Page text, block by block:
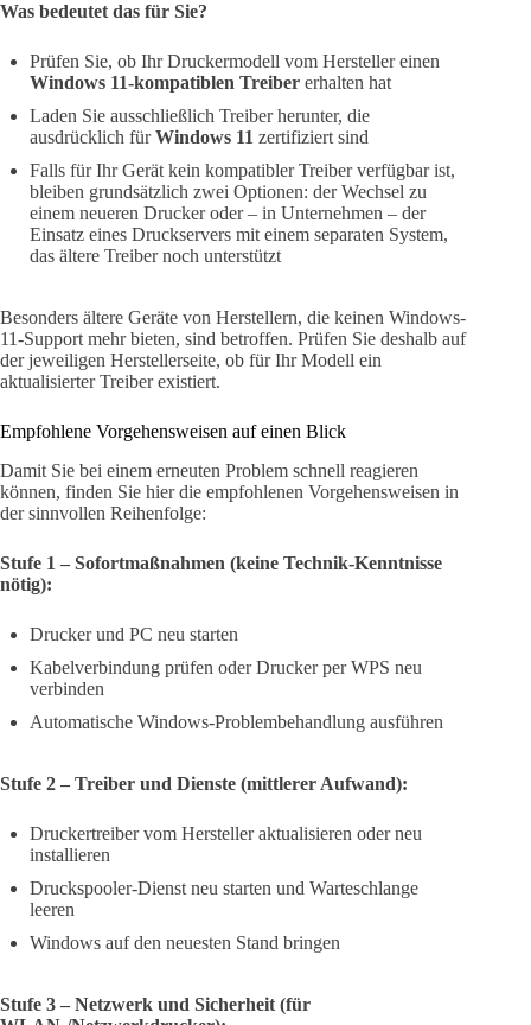
Was bedeutet das für Sie?
Prüfen Sie, ob Ihr Druckermodell vom Hersteller einen
Windows 11-kompatiblen Treiber erhalten hat
Laden Sie ausschließlich Treiber herunter, die
ausdrücklich fürWindows 11 zertifiziert sind
Falls für Ihr Gerät kein kompatibler Treiber verfügbar ist,
bleiben grundsätzlich zwei Optionen: der Wechsel zu
einem neueren Drucker oder – in Unternehmen – der
Einsatz eines Druckservers mit einem separaten System,
das ältere Treiber noch unterstützt
Besonders ältere Geräte von Herstellern, die keinen Windows-
11-Support mehr bieten, sind betroffen. Prüfen Sie deshalb auf
der jeweiligen Herstellerseite, ob für Ihr Modell ein
aktualisierter Treiber existiert.
Empfohlene Vorgehensweisen auf einen Blick
Damit Sie bei einem erneuten Problem schnell reagieren
können, finden Sie hier die empfohlenen Vorgehensweisen in
der sinnvollen Reihenfolge:
Stufe 1 – Sofortmaßnahmen (keine Technik-Kenntnisse
nötig):
Drucker und PC neu starten
Kabelverbindung prüfen oder Drucker per WPS neu
verbinden
Automatische Windows-Problembehandlung ausführen
Stufe 2 – Treiber und Dienste (mittlerer Aufwand):
Druckertreiber vom Hersteller aktualisieren oder neu
installieren
Druckspooler-Dienst neu starten und Warteschlange
leeren
Windows auf den neuesten Stand bringen
Stufe 3 – Netzwerk und Sicherheit (für